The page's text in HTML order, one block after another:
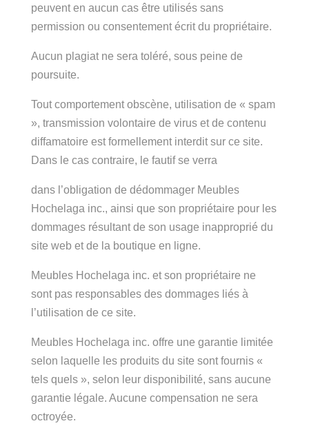
peuvent en aucun cas être utilisés sans
permission ou consentement écrit du propriétaire.
Aucun plagiat ne sera toléré, sous peine de
poursuite.
Tout comportement obscène, utilisation de « spam
», transmission volontaire de virus et de contenu
diffamatoire est formellement interdit sur ce site.
Dans le cas contraire, le fautif se verra
dans l’obligation de dédommager Meubles
Hochelaga inc., ainsi que son propriétaire pour les
dommages résultant de son usage inapproprié du
site web et de la boutique en ligne.
Meubles Hochelaga inc. et son propriétaire ne
sont pas responsables des dommages liés à
l’utilisation de ce site.
Meubles Hochelaga inc. offre une garantie limitée
selon laquelle les produits du site sont fournis «
tels quels », selon leur disponibilité, sans aucune
garantie légale. Aucune compensation ne sera
octroyée.